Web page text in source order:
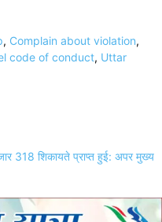
, Complain about violation,
code of conduct, Uttar
318 शिकायते प्राप्त हुई: अपर मुख्य